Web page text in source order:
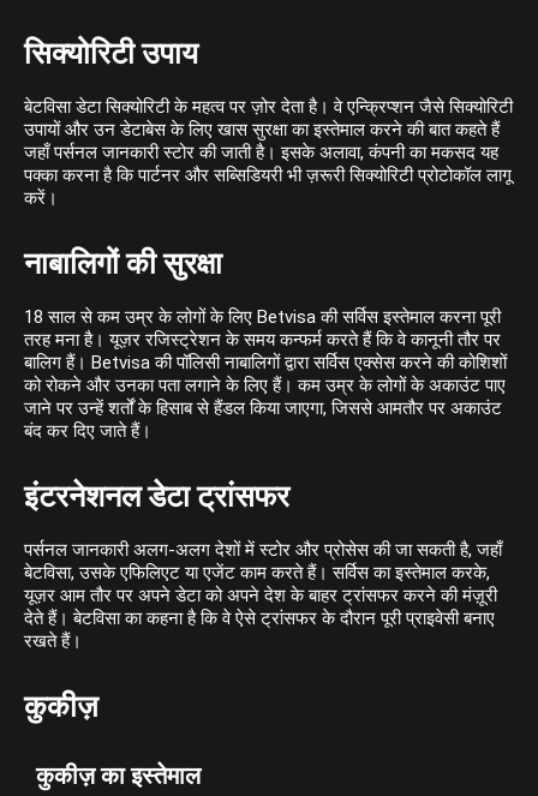
सिक्योरिटी उपाय
बेटविसा डेटा सिक्योरिटी के महत्व पर ज़ोर देता है। वे एन्क्रिप्शन जैसे सिक्योरिटी
उपायों और उन डेटाबेस के लिए खास सुरक्षा का इस्तेमाल करने की बात कहते हैं
जहाँ पर्सनल जानकारी स्टोर की जाती है। इसके अलावा, कंपनी का मकसद यह
पक्का करना है कि पार्टनर और सब्सिडियरी भी ज़रूरी सिक्योरिटी प्रोटोकॉल लागू
करें।
नाबालिगों की सुरक्षा
18 साल से कम उम्र के लोगों के लिए Betvisa की सर्विस इस्तेमाल करना पूरी
तरह मना है। यूज़र रजिस्ट्रेशन के समय कन्फर्म करते हैं कि वे कानूनी तौर पर
बालिग हैं। Betvisa की पॉलिसी नाबालिगों द्वारा सर्विस एक्सेस करने की कोशिशों
को रोकने और उनका पता लगाने के लिए हैं। कम उम्र के लोगों के अकाउंट पाए
जाने पर उन्हें शर्तों के हिसाब से हैंडल किया जाएगा, जिससे आमतौर पर अकाउंट
बंद कर दिए जाते हैं।
इंटरनेशनल डेटा ट्रांसफर
पर्सनल जानकारी अलग-अलग देशों में स्टोर और प्रोसेस की जा सकती है, जहाँ
बेटविसा, उसके एफिलिएट या एजेंट काम करते हैं। सर्विस का इस्तेमाल करके,
यूज़र आम तौर पर अपने डेटा को अपने देश के बाहर ट्रांसफर करने की मंज़ूरी
देते हैं। बेटविसा का कहना है कि वे ऐसे ट्रांसफर के दौरान पूरी प्राइवेसी बनाए
रखते हैं।
कुकीज़
कुकीज़ का इस्तेमाल